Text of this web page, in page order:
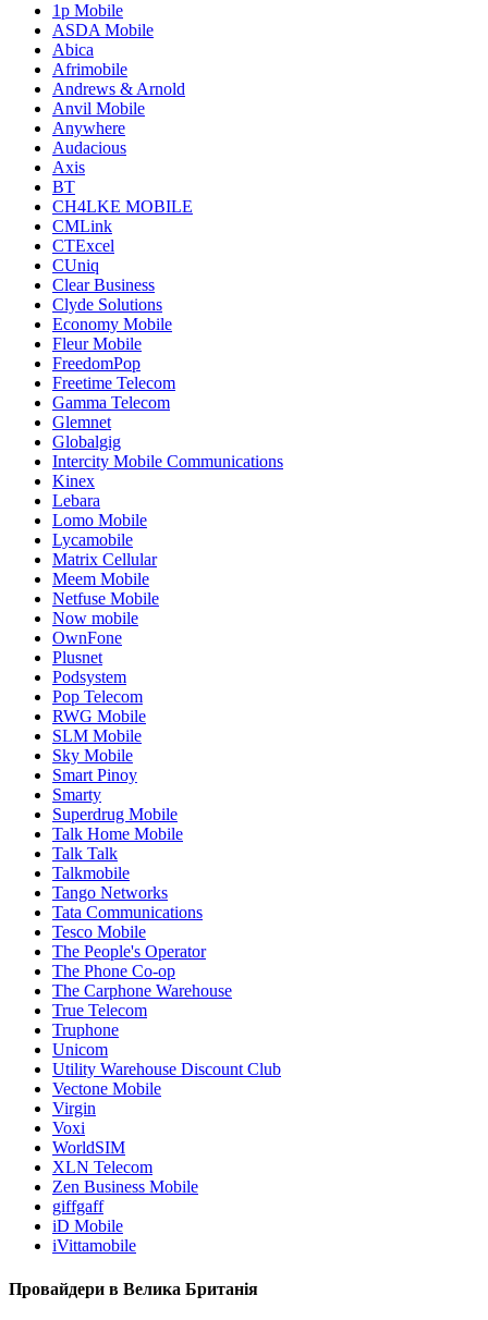
1p Mobile
ASDA Mobile
Abica
Afrimobile
Andrews & Arnold
Anvil Mobile
Anywhere
Audacious
Axis
BT
CH4LKE MOBILE
CMLink
CTExcel
CUniq
Clear Business
Clyde Solutions
Economy Mobile
Fleur Mobile
FreedomPop
Freetime Telecom
Gamma Telecom
Glemnet
Globalgig
Intercity Mobile Communications
Kinex
Lebara
Lomo Mobile
Lycamobile
Matrix Cellular
Meem Mobile
Netfuse Mobile
Now mobile
OwnFone
Plusnet
Podsystem
Pop Telecom
RWG Mobile
SLM Mobile
Sky Mobile
Smart Pinoy
Smarty
Superdrug Mobile
Talk Home Mobile
Talk Talk
Talkmobile
Tango Networks
Tata Communications
Tesco Mobile
The People's Operator
The Phone Co-op
The Carphone Warehouse
True Telecom
Truphone
Unicom
Utility Warehouse Discount Club
Vectone Mobile
Virgin
Voxi
WorldSIM
XLN Telecom
Zen Business Mobile
giffgaff
iD Mobile
iVittamobile
Провайдери в Велика Британія